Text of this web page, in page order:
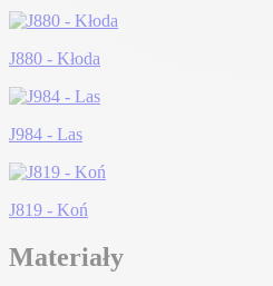
J880 - Kłoda
J984 - Las
J819 - Koń
Materiały